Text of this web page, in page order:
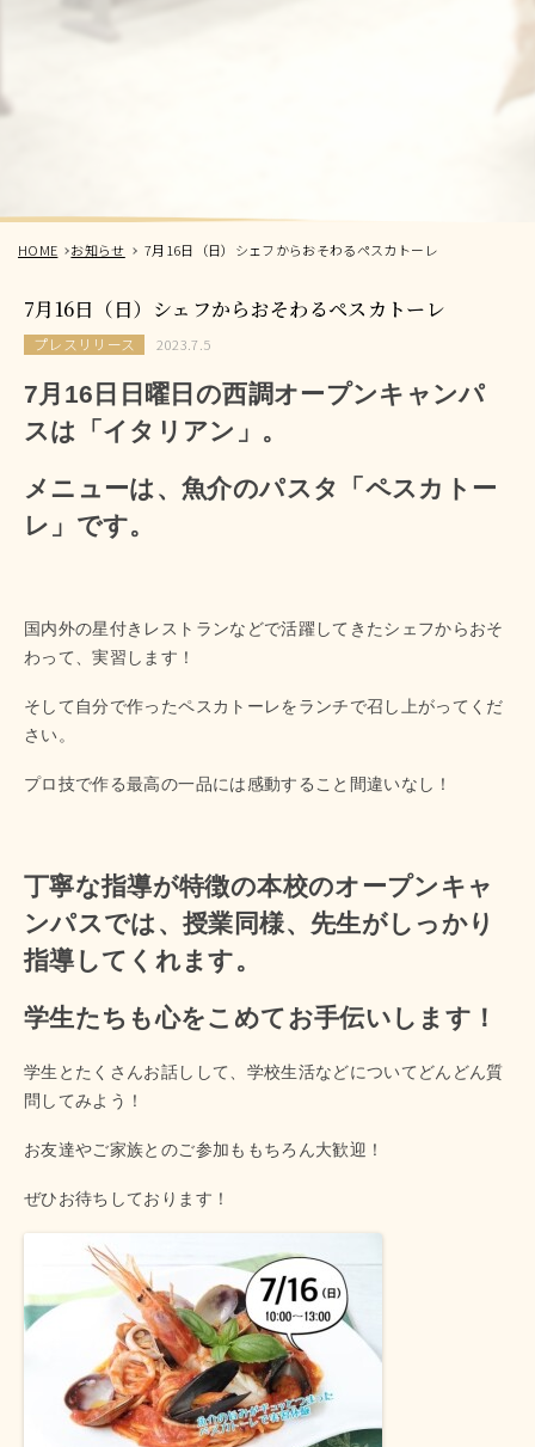
HOME お知らせ 7月16日（日）シェフからおそわるペスカトーレ
7月16日（日）シェフからおそわるペスカトーレ
プレスリリース 2023.7.5
7月16日日曜日の西調オープンキャンパ
スは「イタリアン」。
メニューは、魚介のパスタ「ペスカトー
レ」です。
国内外の星付きレストランなどで活躍してきたシェフからおそ
わって、実習します！
そして自分で作ったペスカトーレをランチで召し上がってくだ
さい。
プロ技で作る最高の一品には感動すること間違いなし！
丁寧な指導が特徴の本校のオープンキャ
ンパスでは、授業同様、先生がしっかり
指導してくれます。
学生たちも心をこめてお手伝いします！
学生とたくさんお話しして、学校生活などについてどんどん質
問してみよう！
お友達やご家族とのご参加ももちろん大歓迎！
ぜひお待ちしております！